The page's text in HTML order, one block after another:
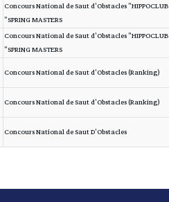
Concours National de Saut d'Obstacles "HIPPOCLUB
SPRING MASTERS"
Concours National de Saut d'Obstacles "HIPPOCLUB
SPRING MASTERS"
Concours National de Saut d'Obstacles (Ranking)
Concours National de Saut d'Obstacles (Ranking)
Concours National de Saut D'Obstacles